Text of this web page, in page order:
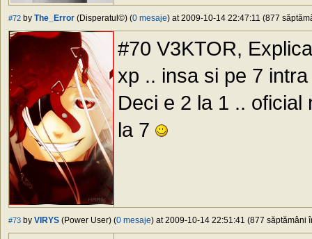
#72 by The_Error (Disperatul©) (0 mesaje) at 2009-10-14 22:47:11 (877
#70 V3KTOR,
xp .. insa si pe 7
Deci e 2 la 1 ..
la 7
#73 by VIRYS (Power User) (0 mesaje) at 2009-10-14 22:51:41 (877 săptămâni